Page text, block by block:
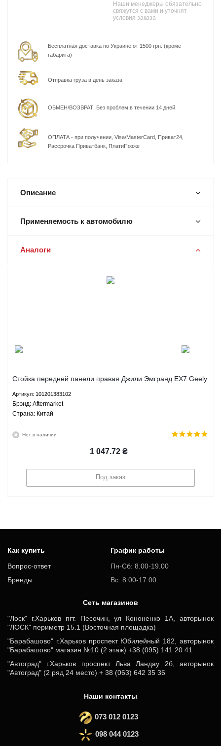
Наши менеджеры обязательно
свяжутся с вами и уточнят
условия заказа
Бесплатная доставка по Украине от 1500 грн. (кроме
габарита)
Отправка груза в день заказа
ОБМЕН/ВОЗВРАТ: Без проблем в течении 14 дней
ОПЛАТА - при получении, Visa/MasterCard, Приват24,
Рассрочка Приватбанк, ПлатиПозже
Описание
Применяемость к автомобилю
Аналоги
Стойка передней панели правая Джили Эмгранд ЕХ7 Geely
101201383102
Артикул: 101201383102
Брэнд: Aftermarket
Страна: Китай
Нет в наличии
1 047.72 ₴
Под заказ
Как купить
Вопрос-ответ
Бренды
График работы
Пн-Сб: 8.00-19.00
Вс: 8:00-17:00
Cеть магазинов
"Лоск" г.Харьков пгт. Песочин, ул Кононенко 1А, авторынок
"ЛОСК" периметр 15.1 (Восточная площадка)
"Барабашово" г.Харьков проспект Юбилейный 182, авторынок
"Барабашово" магазин №10 (2 этаж) +38 (095) 141 20 41
"Автоград" г.Харьков проспект Льва Ландау 2б, авторынок
"Автоград" (2 ряд 24 место) + 38 (063) 642 35 36
Наши контакты
073 012 0123
098 044 0123